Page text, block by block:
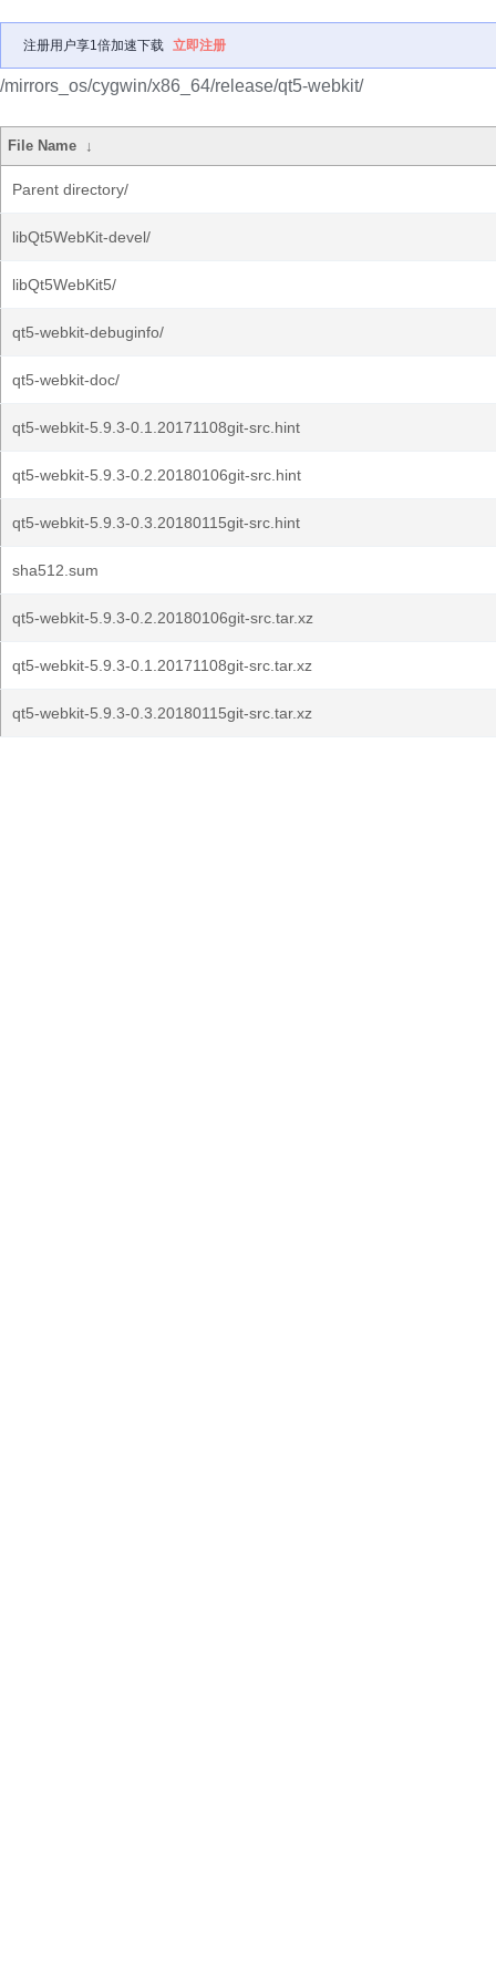
注册用户享1倍加速下载 立即注册
/mirrors_os/cygwin/x86_64/release/qt5-webkit/
File Name ↓
Parent directory/
libQt5WebKit-devel/
libQt5WebKit5/
qt5-webkit-debuginfo/
qt5-webkit-doc/
qt5-webkit-5.9.3-0.1.20171108git-src.hint
qt5-webkit-5.9.3-0.2.20180106git-src.hint
qt5-webkit-5.9.3-0.3.20180115git-src.hint
sha512.sum
qt5-webkit-5.9.3-0.2.20180106git-src.tar.xz
qt5-webkit-5.9.3-0.1.20171108git-src.tar.xz
qt5-webkit-5.9.3-0.3.20180115git-src.tar.xz